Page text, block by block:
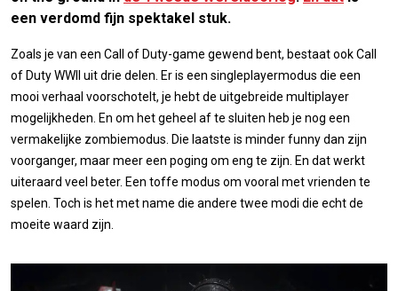
een verdomd fijn spektakel stuk.
Zoals je van een Call of Duty-game gewend bent, bestaat ook Call
of Duty WWII uit drie delen. Er is een singleplayermodus die een
mooi verhaal voorschotelt, je hebt de uitgebreide multiplayer
mogelijkheden. En om het geheel af te sluiten heb je nog een
vermakelijke zombiemodus. Die laatste is minder funny dan zijn
voorganger, maar meer een poging om eng te zijn. En dat werkt
uiteraard veel beter. Een toffe modus om vooral met vrienden te
spelen. Toch is het met name die andere twee modi die echt de
moeite waard zijn.